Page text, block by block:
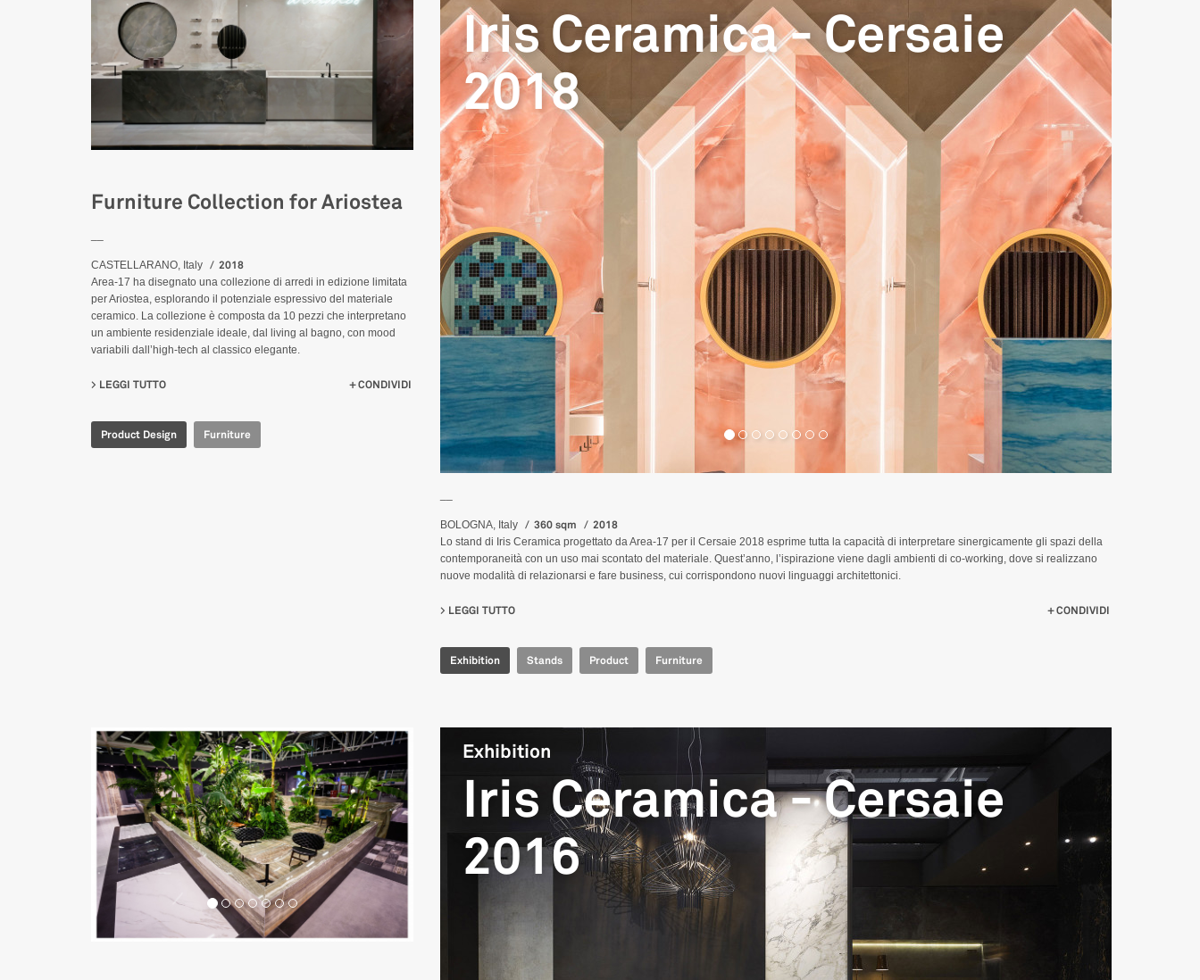
Furniture Collection for Ariostea
CASTELLARANO, Italy 2018
Area-17 ha disegnato una collezione di arredi in edizione limitata
per Ariostea, esplorando il potenziale espressivo del materiale
ceramico. La collezione è composta da 10 pezzi che interpretano
un ambiente residenziale ideale, dal living al bagno, con mood
variabili dall’high-tech al classico elegante.
LEGGI TUTTO SU FURNITURE COLLECTION FOR ARIOSTEA
CONDIVIDI
Product Design Furniture
Iris Ceramica - Cersaie
2018
BOLOGNA, Italy 360 sqm 2018
Lo stand di Iris Ceramica progettato da Area-17 per il Cersaie 2018 esprime tutta la capacità di interpretare sinergicamente gli spazi della
contemporaneità con un uso mai scontato del materiale. Quest’anno, l’ispirazione viene dagli ambienti di co-working, dove si realizzano
nuove modalità di relazionarsi e fare business, cui corrispondono nuovi linguaggi architettonici.
LEGGI TUTTO CONDIVIDI
Exhibition Stands Product Furniture
Exhibition
Iris Ceramica - Cersaie
2016